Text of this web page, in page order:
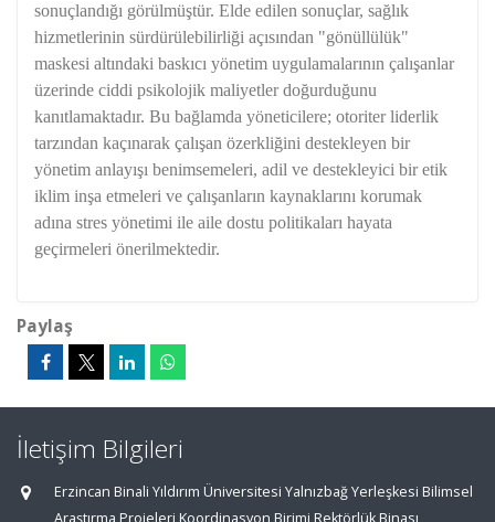
sonuçlandığı görülmüştür. Elde edilen sonuçlar, sağlık
hizmetlerinin sürdürülebilirliği açısından "gönüllülük"
maskesi altındaki baskıcı yönetim uygulamalarının çalışanlar
üzerinde ciddi psikolojik maliyetler doğurduğunu
kanıtlamaktadır. Bu bağlamda yöneticilere; otoriter liderlik
tarzından kaçınarak çalışan özerkliğini destekleyen bir
yönetim anlayışı benimsemeleri, adil ve destekleyici bir etik
iklim inşa etmeleri ve çalışanların kaynaklarını korumak
adına stres yönetimi ile aile dostu politikaları hayata
geçirmeleri önerilmektedir.
Paylaş
İletişim Bilgileri
Erzincan Binali Yıldırım Üniversitesi Yalnızbağ Yerleşkesi Bilimsel
Araştırma Projeleri Koordinasyon Birimi Rektörlük Binası